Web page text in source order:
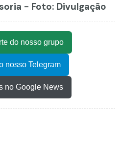
- Foto: Divulgação
do nosso grupo
nosso Telegram
no Google News